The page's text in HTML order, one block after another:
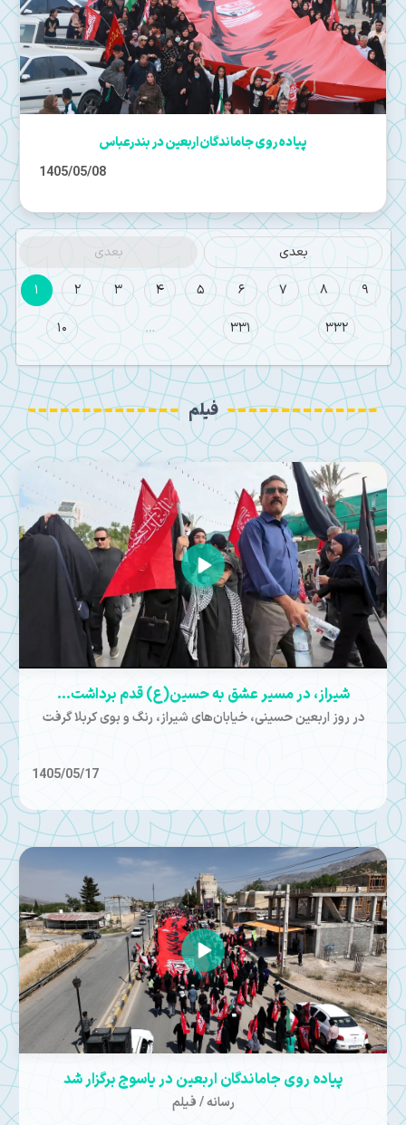
پیاده روی جاماندگان اربعین در بندرعباس
1405/05/08
بعدی
بعدی
1
2 3 4 5 6 7 8
9
10
… 331 332
فیلم
شیراز، در مسیر عشق به حسین(ع) قدم برداشت…
در روز اربعین حسینی، خیابان‌های شیراز، رنگ و بوی کربلا گرفت
1405/05/17
پیاده روی جاماندگان اربعین در یاسوج برگزار شد
رسانه / فیلم